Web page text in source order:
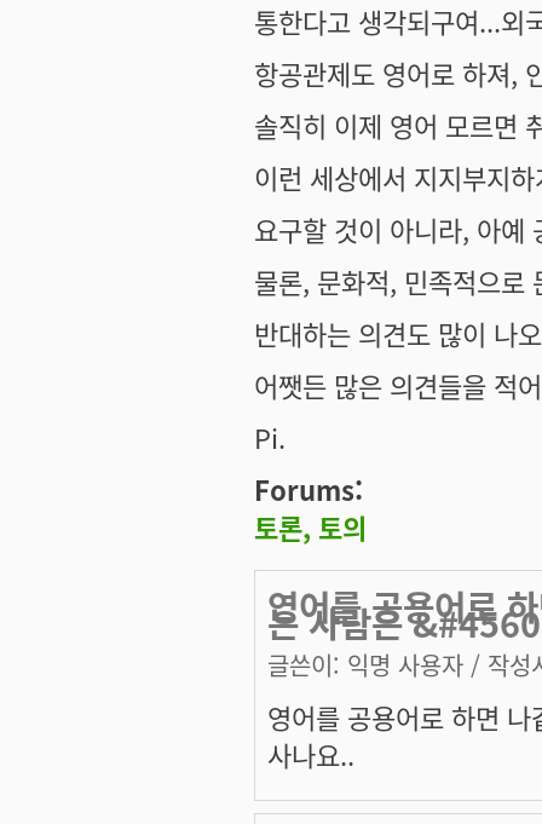
통한다고 생각되구여...외
항공관제도 영어로 하져,
솔직히 이제 영어 모르면
이런 세상에서 지지부지
요구할 것이 아니라, 아예
물론, 문화적, 민족적으로
반대하는 의견도 많이 나
어쨋든 많은 의견들을 적
Pi.
Forums:
토론, 토의
영어를 공용어로
는 사람은 &#4560
글쓴이: 익명 사용자 / 작성
영어를 공용어로 하면
사나요..